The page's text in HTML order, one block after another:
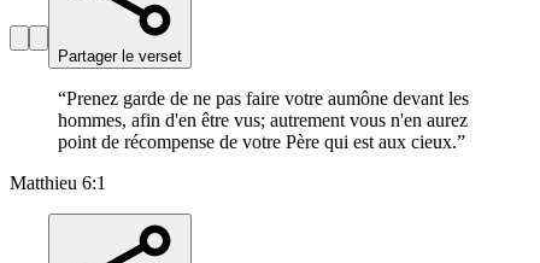
Partager le verset
“Prenez garde de ne pas faire votre aumône devant les
hommes, afin d'en être vus; autrement vous n'en aurez
point de récompense de votre Père qui est aux cieux.”
Matthieu 6:1